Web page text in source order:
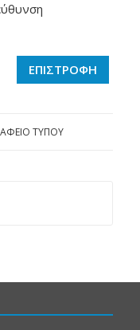
ΕΠΙΣΤΡΟΦΗ
ΤΥΠΟΥ